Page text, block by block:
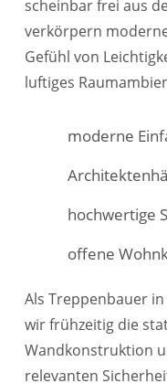
scheinbar frei aus
verkörpern
Gefühl von
luftiges
moderne
hochwertige
offene
Als Treppenbauer
wir frühzeitig die
Wandkonstruktion
relevanten